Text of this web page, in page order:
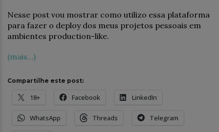
Nesse post vou mostrar como utilizo essa plataforma
para fazer o deploy dos meus projetos pessoais em
ambientes production-like.
(mais…)
Compartilhe este post:
18+ Facebook LinkedIn
WhatsApp Threads Telegram